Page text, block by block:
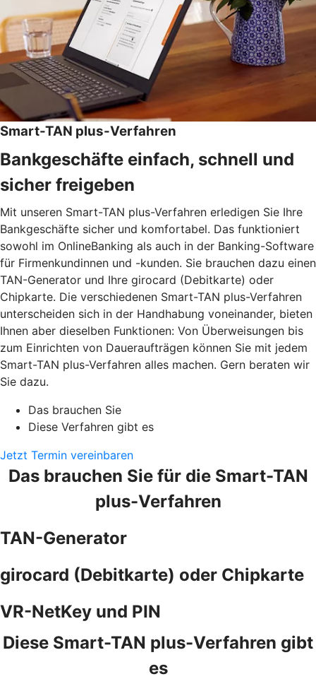
Smart-TAN plus-Verfahren
Bankgeschäfte einfach, schnell und
sicher freigeben
Mit unseren Smart-TAN plus-Verfahren erledigen Sie Ihre
Bankgeschäfte sicher und komfortabel. Das funktioniert
sowohl im OnlineBanking als auch in der Banking-Software
für Firmenkundinnen und -kunden. Sie brauchen dazu einen
TAN-Generator und Ihre girocard (Debitkarte) oder
Chipkarte. Die verschiedenen Smart-TAN plus-Verfahren
unterscheiden sich in der Handhabung voneinander, bieten
Ihnen aber dieselben Funktionen: Von Überweisungen bis
zum Einrichten von Daueraufträgen können Sie mit jedem
Smart-TAN plus-Verfahren alles machen. Gern beraten wir
Sie dazu.
Das brauchen Sie
Diese Verfahren gibt es
Jetzt Termin vereinbaren
Das brauchen Sie für die Smart-TAN
plus-Verfahren
TAN-Generator
girocard (Debitkarte) oder Chipkarte
VR-NetKey und PIN
Diese Smart-TAN plus-Verfahren gibt
es